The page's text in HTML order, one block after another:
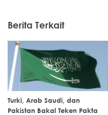
Berita Terkait
Turki, Arab Saudi, dan
Pakistan Bakal Teken Pakta